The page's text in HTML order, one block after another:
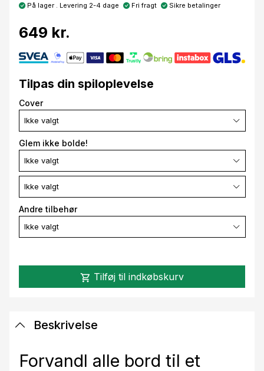
På lager . Levering 2-4 dage Fri fragt Sikre betalinger
649 kr.
Tilpas din spiloplevelse
Cover
Ikke valgt
Glem ikke bolde!
Ikke valgt
Ikke valgt
Andre tilbehør
Ikke valgt
shopping_cart Tilføj til indkøbskurv
Beskrivelse
Forvandl alle bord til et